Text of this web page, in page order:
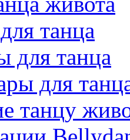
танца
для танца
для
танцу